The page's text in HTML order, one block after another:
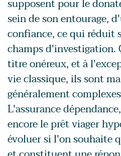
supposent pour le
sein de son entourage,
confiance, ce qui réduit
champs d'investigation.
titre onéreux, et à
vie classique, ils sont
généralement
L'assurance
encore le prêt viager
évoluer si l'on souhaite